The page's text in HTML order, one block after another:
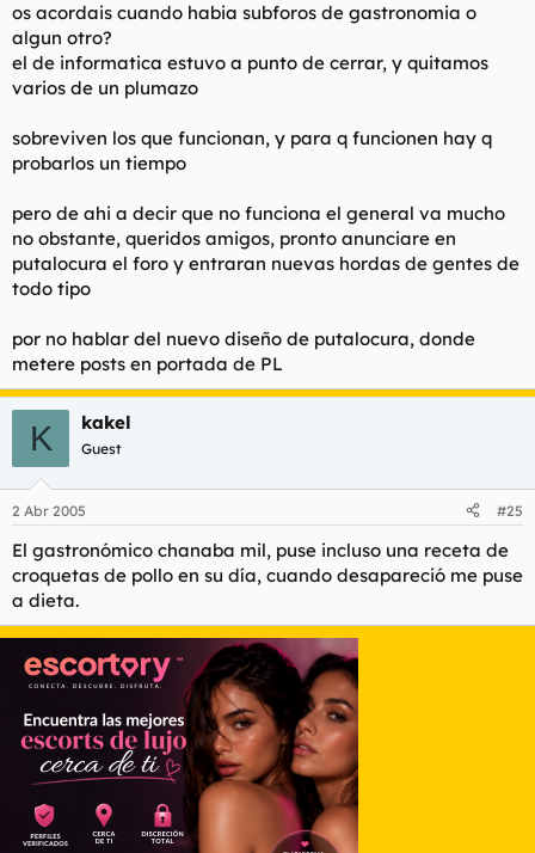
os acordais cuando habia subforos de gastronomia o
algun otro?
el de informatica estuvo a punto de cerrar, y quitamos
varios de un plumazo
sobreviven los que funcionan, y para q funcionen hay q
probarlos un tiempo
pero de ahi a decir que no funciona el general va mucho
no obstante, queridos amigos, pronto anunciare en
putalocura el foro y entraran nuevas hordas de gentes de
todo tipo
por no hablar del nuevo diseño de putalocura, donde
metere posts en portada de PL
K kakel
Guest
2 Abr 2005 #25
El gastronómico chanaba mil, puse incluso una receta de
croquetas de pollo en su día, cuando desapareció me puse
a dieta.